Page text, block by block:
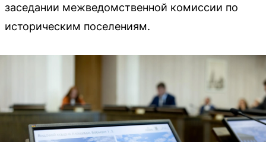
заседании межведомственной комиссии по
историческим поселениям.